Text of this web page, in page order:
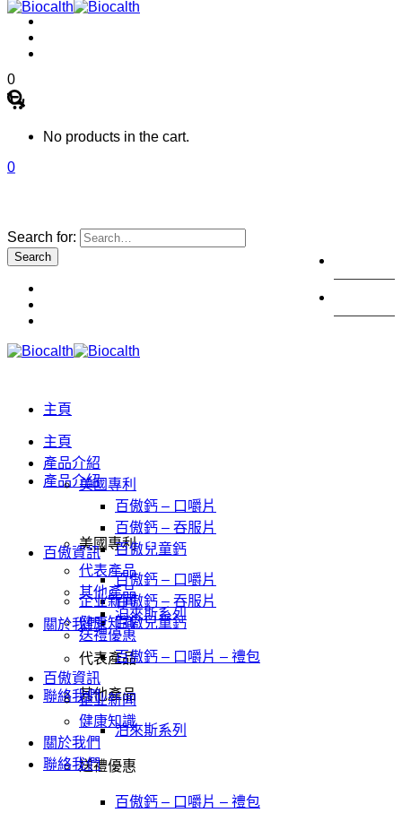
0
No products in the cart.
0
Search for:
主頁
產品介紹
美國專利
百傲鈣 – 口嚼片
百傲鈣 – 吞服片
百傲兒童鈣
代表產品
其他產品
泊來斯系列
送禮優惠
百傲鈣 – 口嚼片 – 禮包
百傲資訊
企业新闻
健康知識
關於我們
聯絡我們
主頁
產品介紹
美國專利
百傲鈣 – 口嚼片
百傲鈣 – 吞服片
百傲兒童鈣
代表產品
其他產品
泊來斯系列
送禮優惠
百傲鈣 – 口嚼片 – 禮包
百傲資訊
企业新闻
健康知識
關於我們
聯絡我們